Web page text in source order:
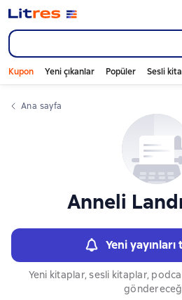
Kupon Yeni çıkanlar Popüler Sesli
Ana sayfa
Anneli
Yeni
Yeni kitaplar, sesli kitaplar,
Слайдер с книгами